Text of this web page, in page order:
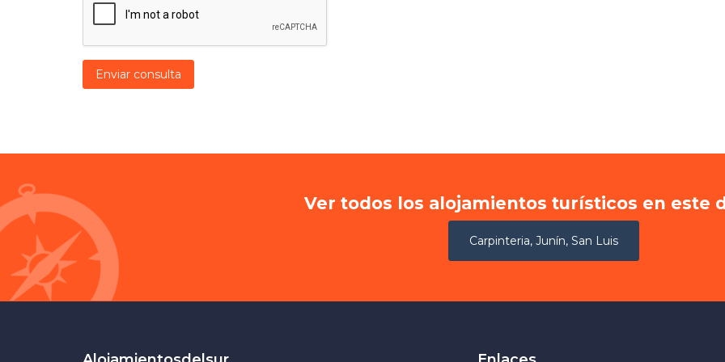
Enviar consulta
Ver todos los alojamientos turísticos en este
Carpinteria, Junín, San Luis